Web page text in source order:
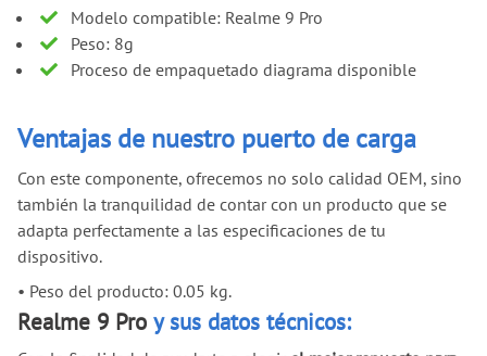
Modelo compatible: Realme 9 Pro
Peso: 8g
Proceso de empaquetado diagrama disponible
Ventajas de nuestro puerto de carga
Con este componente, ofrecemos no solo calidad OEM, sino
también la tranquilidad de contar con un producto que se
adapta perfectamente a las especificaciones de tu
dispositivo.
• Peso del producto: 0.05 kg.
Realme 9 Pro y sus datos técnicos: